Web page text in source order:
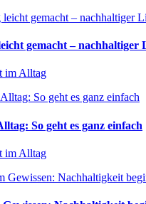
gemacht – nachhaltiger
im Alltag
So geht es ganz einfach
im Alltag